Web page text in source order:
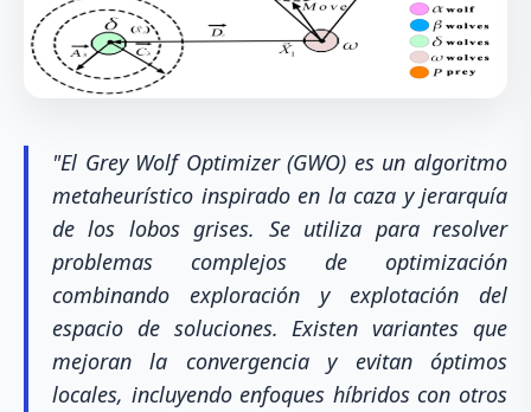
"El Grey Wolf Optimizer (GWO) es un algoritmo
metaheurístico inspirado en la caza y jerarquía
de los lobos grises. Se utiliza para resolver
problemas complejos de optimización
combinando exploración y explotación del
espacio de soluciones. Existen variantes que
mejoran la convergencia y evitan óptimos
locales, incluyendo enfoques híbridos con otros